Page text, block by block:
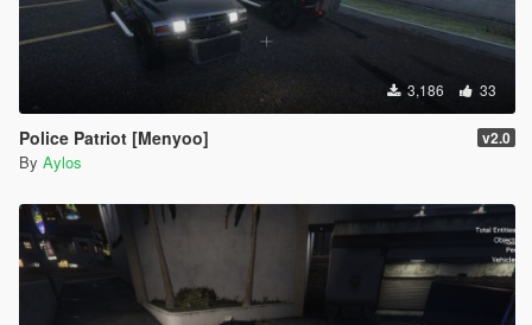
3,186 33
Police Patriot [Menyoo] v2.0
By Aylos